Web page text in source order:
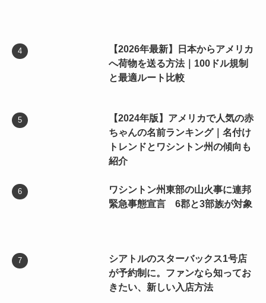
【2026年最新】日本からアメリカ
へ荷物を送る方法｜100ドル規制
と最適ルート比較
【2024年版】アメリカで人気の赤
ちゃんの名前ランキング｜名付け
トレンドとワシントン州の傾向も
紹介
ワシントン州東部の山火事に連邦
緊急事態宣言 6郡と3部族が対象
シアトルのスターバックス1号店
が予約制に。ファンなら知ってお
きたい、新しい入店方法